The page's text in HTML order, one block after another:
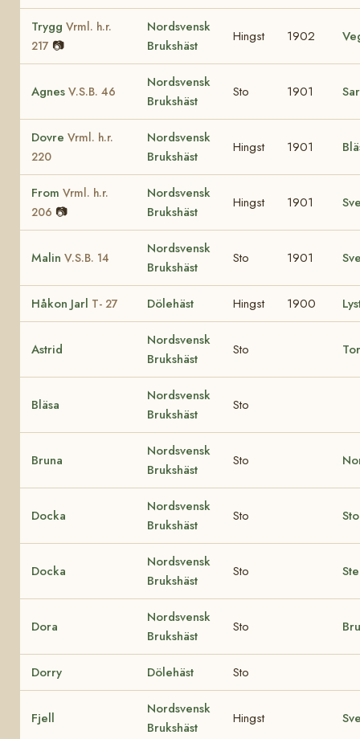
Trygg Vrml. h.r.
217 📷
Nordsvensk
Brukshäst
Hingst 1902
Agnes V.S.B. 46
Nordsvensk
Brukshäst
Sto 1901
Dovre Vrml. h.r.
220
Nordsvensk
Brukshäst
Hingst 1901
From Vrml. h.r.
206 📷
Nordsvensk
Brukshäst
Hingst 1901
Malin V.S.B. 14
Nordsvensk
Brukshäst
Sto 1901
Håkon Jarl T- 27 Dölehäst Hingst 1900
Astrid
Nordsvensk
Brukshäst
Sto
Bläsa
Nordsvensk
Brukshäst
Sto
Bruna
Nordsvensk
Brukshäst
Sto
Docka
Nordsvensk
Brukshäst
Sto
Docka
Nordsvensk
Brukshäst
Sto
Dora
Nordsvensk
Brukshäst
Sto
Dorry Dölehäst Sto
Fjell
Nordsvensk
Brukshäst
Hingst